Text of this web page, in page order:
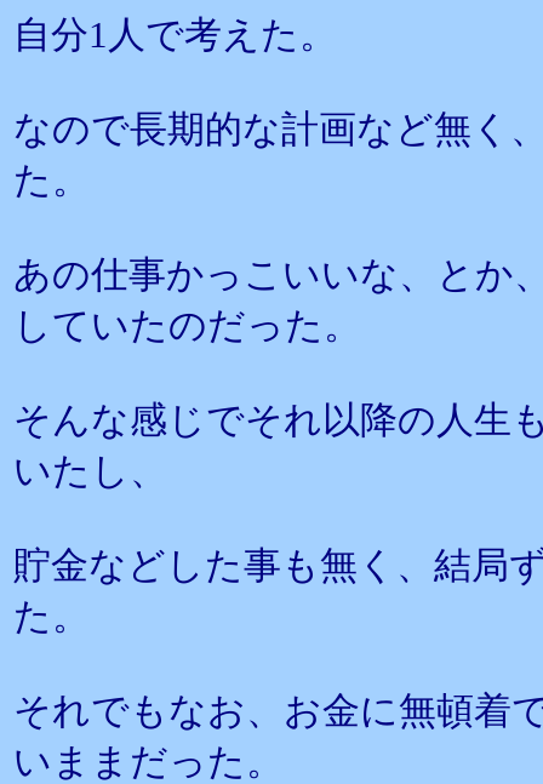
自分1人で考えた。
なので長期的な計画など無く
た。
あの仕事かっこいいな、とか
していたのだった。
そんな感じでそれ以降の人生
いたし、
貯金などした事も無く、結局
た。
それでもなお、お金に無頓着
いままだった。